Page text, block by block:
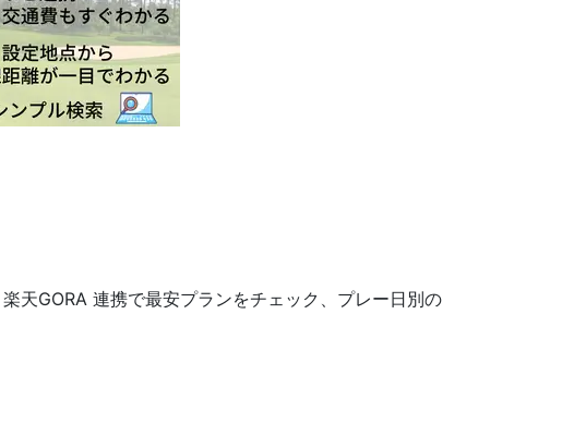
天GORA 連携で最安プランをチェック、プレー日別の